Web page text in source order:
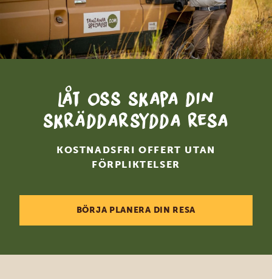
Låt oss skapa din
skräddarsydda resa
KOSTNADSFRI OFFERT UTAN
FÖRPLIKTELSER
BÖRJA PLANERA DIN RESA